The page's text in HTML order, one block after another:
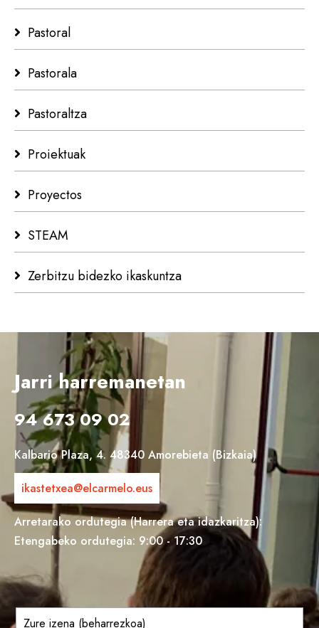
Pastoral
Pastorala
Pastoraltza
Proiektuak
Proyectos
STEAM
Zerbitzu bidezko ikaskuntza
Jarri harremanetan
94 673 09 02
Kalbario Plaza, 4. 48340 Amorebieta (Bizkaia)
ikastetxea@elcarmelo.eus
Arretarako ordutegia (Harrera eta idazkaritza):
Etengabeko ordutegia: 9:00 - 17:30